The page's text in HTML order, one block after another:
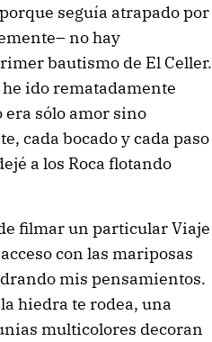
seguía atrapado por
no hay
bautismo de El Celler.
ido rematadamente
era sólo amor sino
cada bocado y cada paso
a los Roca flotando
filmar un particular Viaje
con las mariposas
mis pensamientos.
hiedra te rodea, una
multicolores decoran